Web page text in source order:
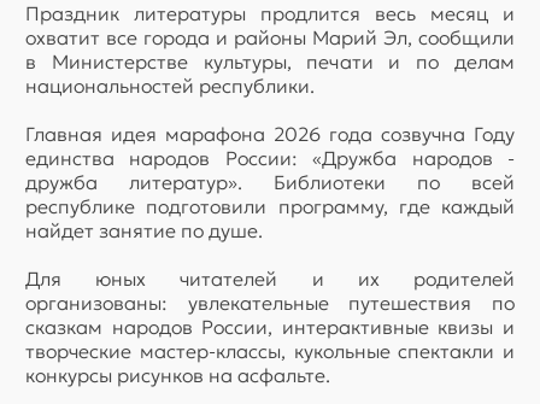
Праздник литературы продлится весь месяц и
охватит все города и районы Марий Эл, сообщили
в Министерстве культуры, печати и по делам
национальностей республики.
Главная идея марафона 2026 года созвучна Году
единства народов России: «Дружба народов -
дружба литератур». Библиотеки по всей
республике подготовили программу, где каждый
найдет занятие по душе.
Для юных читателей и их родителей
организованы: увлекательные путешествия по
сказкам народов России, интерактивные квизы и
творческие мастер-классы, кукольные спектакли и
конкурсы рисунков на асфальте.